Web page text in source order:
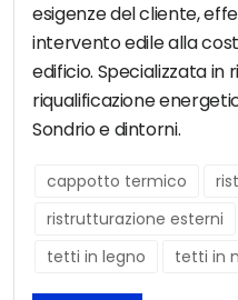
esigenze del cliente,
intervento edile alla
edificio. Specializzata
riqualificazione
Sondrio e dintorni.
cappotto termico
ristrutturazione esterni
tetti in legno
tetti in